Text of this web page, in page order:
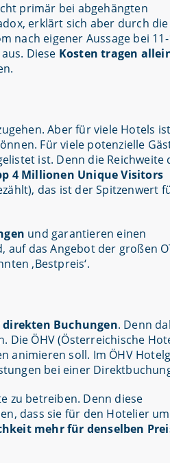
primär bei abgehängten
erklärt sich aber durch die
nach eigener Aussage bei 11-
Diese Kosten tragen
Aber für viele Hotels
Für viele potenzielle
ist. Denn die Reichweite
4 Millionen Unique Visitors
das ist der Spitzenwert
und garantieren einen
auf das Angebot der großen
‚Bestpreis‘.
Buchungen. Denn
Die ÖHV (Österreichische
animieren soll. Im ÖHV
bei einer
zu betreiben. Denn diese
dass sie für den Hotelier
mehr für denselben